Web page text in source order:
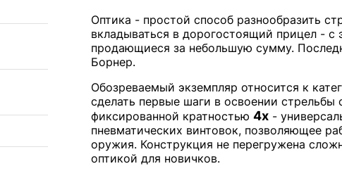
Оптика - простой способ разнообразить
вкладываться в дорогостоящий прицел -
продающиеся за небольшую сумму.
Борнер.
Обозреваемый экземпляр относится к
сделать первые шаги в освоении
фиксированной кратностью 4х-
пневматических винтовок, позволяющее
оружия. Конструкция не перегружена
оптикой для новичков.